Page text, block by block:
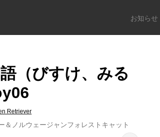
お知らせ
（びすけ、みる
Retriever
＆ノルウェージャンフォレストキャット